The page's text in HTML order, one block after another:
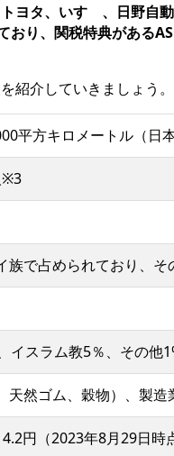
ヨタ、いすゞ、日野自
り、関税特典がある
紹介していきましょう。
平方キロメートル（⽇
※3
族で占められており、
イスラム教5％、その他
天然ゴム、穀物）、製
円（2023年8月29日時